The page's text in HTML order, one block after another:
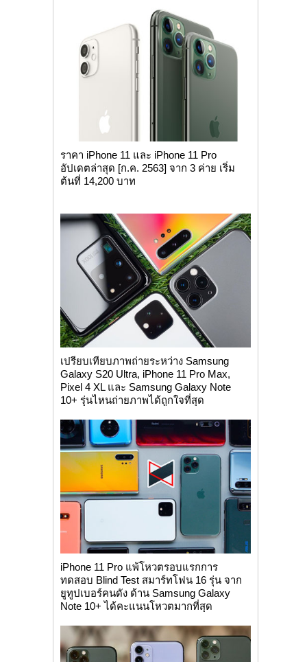
ราคา iPhone 11 และ iPhone 11 Pro
อัปเดตล่าสุด [ก.ค. 2563] จาก 3 ค่าย เริ่ม
ต้นที่ 14,200 บาท
เปรียบเทียบภาพถ่ายระหว่าง Samsung
Galaxy S20 Ultra, iPhone 11 Pro Max,
Pixel 4 XL และ Samsung Galaxy Note
10+ รุ่นไหนถ่ายภาพได้ถูกใจที่สุด
iPhone 11 Pro แพ้โหวตรอบแรกการ
ทดสอบ Blind Test สมาร์ทโฟน 16 รุ่น จาก
ยูทูปเบอร์คนดัง ด้าน Samsung Galaxy
Note 10+ ได้คะแนนโหวตมากที่สุด